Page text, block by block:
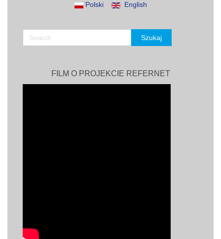
Polski English
FILM O PROJEKCIE REFERNET